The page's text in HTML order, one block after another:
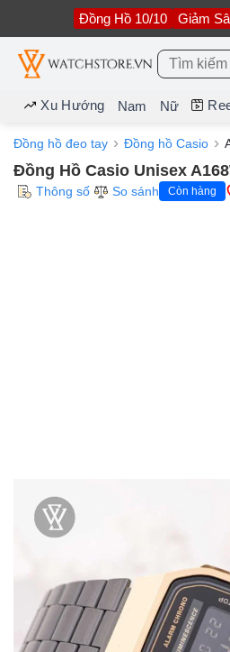
nội
dung
Đồng Hồ 10/10 Giảm
Tìm
kiếm:
Xu Hướng Nam Nữ
Đồng hồ đeo tay Đồng hồ Casio
Đồng Hồ Casio Unisex
Thông số So sánh Còn hàng